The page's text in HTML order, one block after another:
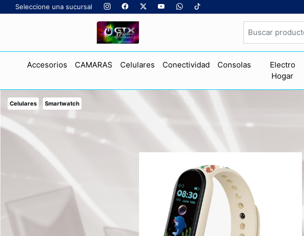
Seleccione una sucursal
Accesorios CAMARAS Celulares Conectividad Consolas
Electro
Hogar
Celulares Smartwatch